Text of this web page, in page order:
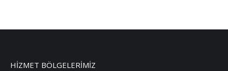
HİZMET BÖLGELERİMİZ